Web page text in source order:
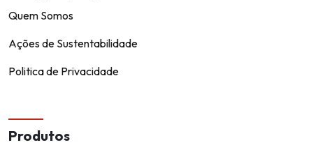
Quem Somos
Ações de Sustentabilidade
Politica de Privacidade
Produtos